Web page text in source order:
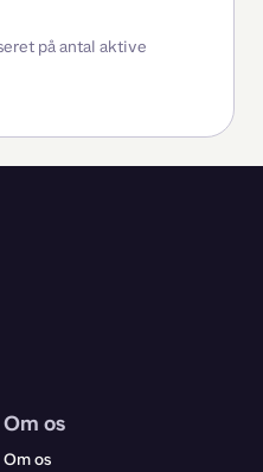
på antal aktive
Om os
Om os